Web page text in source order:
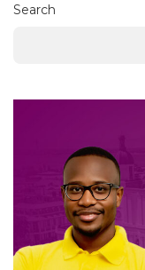
Search